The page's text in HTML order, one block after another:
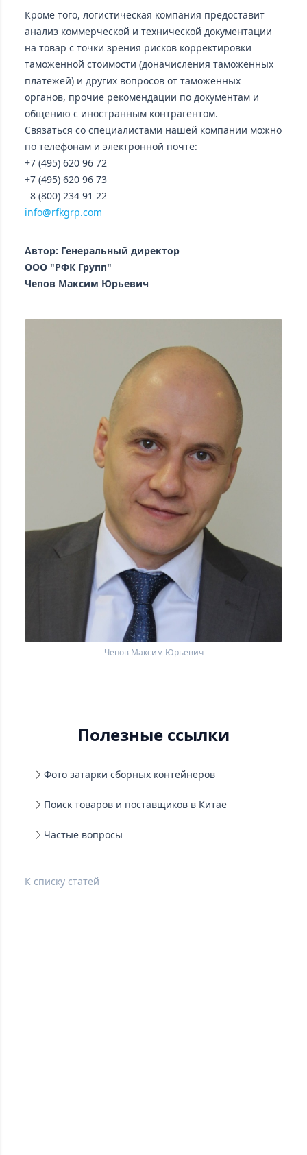
Кроме того, логистическая компания предоставит
анализ коммерческой и технической документации
на товар с точки зрения рисков корректировки
таможенной стоимости (доначисления таможенных
платежей) и других вопросов от таможенных
органов, прочие рекомендации по документам и
общению с иностранным контрагентом.
Связаться со специалистами нашей компании можно
по телефонам и электронной почте:
+7 (495) 620 96 72
+7 (495) 620 96 73
8 (800) 234 91 22
info@rfkgrp.com
Автор: Генеральный директор
ООО "РФК Групп"
Чепов Максим Юрьевич
Чепов Максим Юрьевич
Полезные ссылки
Фото затарки сборных контейнеров
Поиск товаров и поставщиков в Китае
Частые вопросы
К списку статей